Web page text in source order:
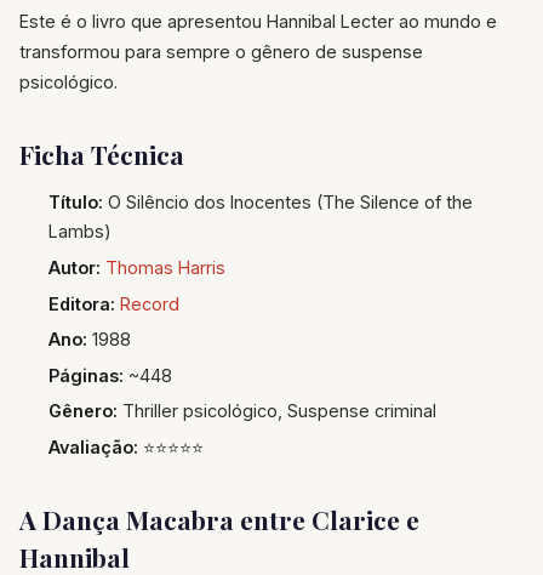
Este é o livro que apresentou Hannibal Lecter ao mundo e
transformou para sempre o gênero de suspense
psicológico.
Ficha Técnica
Título: O Silêncio dos Inocentes (The Silence of the
Lambs)
Autor: Thomas Harris
Editora: Record
Ano: 1988
Páginas: ~448
Gênero: Thriller psicológico, Suspense criminal
Avaliação: ⭐⭐⭐⭐⭐
A Dança Macabra entre Clarice e
Hannibal